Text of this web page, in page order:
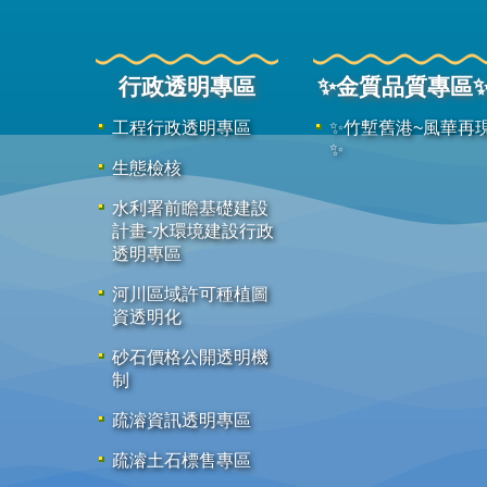
行政透明專區
工程行政透明專區
生態檢核
水利署前瞻基礎建設
計畫-水環境建設行政
透明專區
河川區域許可種植圖
資透明化
砂石價格公開透明機
制
疏濬資訊透明專區
疏濬土石標售專區
✨金質品質專區
✨竹塹舊港~風華再
✨